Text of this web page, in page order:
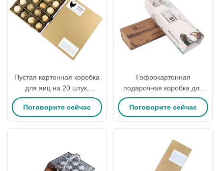
Пустая картонная коробка
для яиц на 20 штук,
многоразовая, коричневый
картон, бумага, печать по
Поговорите сейчас
Гофрокартонная
подарочная коробка для
пасхальных яиц, картонные
коробки для упаковки
Поговорите сейчас